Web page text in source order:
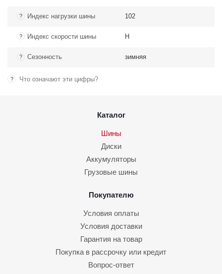
? Индекс нагрузки шины 102
? Индекс скорости шины H
? Сезонность зимняя
? Что означают эти цифры?
Каталог
Шины
Диски
Аккумуляторы
Грузовые шины
Покупателю
Условия оплаты
Условия доставки
Гарантия на товар
Покупка в рассрочку или кредит
Вопрос-ответ